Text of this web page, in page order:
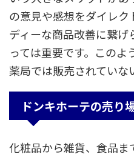
の意見や感想をダイレ
ディーな商品改善に繋げ
っては重要です。この
薬局では販売されていな
ドンキホーテの売り
化粧品から雑貨、食品ま